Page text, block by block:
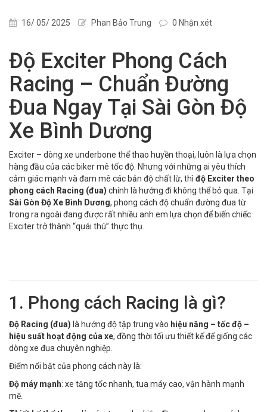
16/ 05/ 2025 Phan Bảo Trung 0 Nhận xét
Độ Exciter Phong Cách
Racing – Chuẩn Đường
Đua Ngay Tại Sài Gòn Độ
Xe Bình Dương
Exciter – dòng xe underbone thể thao huyền thoại, luôn là lựa chọn
hàng đầu của các biker mê tốc độ. Nhưng với những ai yêu thích
cảm giác mạnh và đam mê các bản độ chất lừ, thì độ Exciter theo
phong cách Racing (đua) chính là hướng đi không thể bỏ qua. Tại
Sài Gòn Độ Xe Bình Dương, phong cách độ chuẩn đường đua từ
trong ra ngoài đang được rất nhiều anh em lựa chọn để biến chiếc
Exciter trở thành “quái thú” thực thụ.
1. Phong cách Racing là gì?
Độ Racing (đua) là hướng độ tập trung vào hiệu năng – tốc độ –
hiệu suất hoạt động của xe, đồng thời tối ưu thiết kế để giống các
dòng xe đua chuyên nghiệp.
Điểm nổi bật của phong cách này là:
Độ máy mạnh: xe tăng tốc nhanh, tua máy cao, vận hành mạnh
mẽ.